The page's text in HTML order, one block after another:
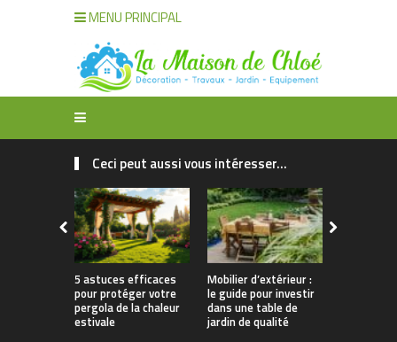
MENU PRINCIPAL
Ceci peut aussi vous intéresser...
5 astuces efficaces
pour protéger votre
pergola de la chaleur
estivale
Mobilier d’extérieur :
le guide pour investir
dans une table de
jardin de qualité